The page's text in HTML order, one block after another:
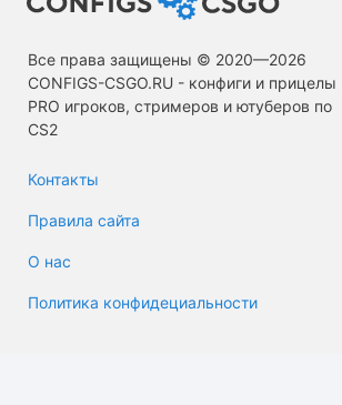
Все права защищены © 2020—2026
СONFIGS-CSGO.RU - конфиги и прицелы
PRO игроков, стримеров и ютуберов по
CS2
Контакты
Правила сайта
О нас
Политика конфидециальности